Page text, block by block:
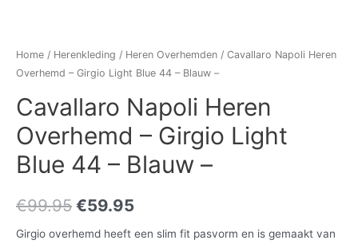
Home / Herenkleding / Heren Overhemden / Cavallaro Napoli Heren
Overhemd – Girgio Light Blue 44 – Blauw –
Cavallaro Napoli Heren
Overhemd – Girgio Light
Blue 44 – Blauw –
€99.95 €59.95
Girgio overhemd heeft een slim fit pasvorm en is gemaakt van